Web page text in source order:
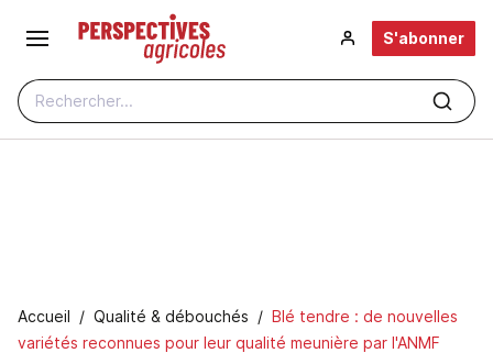
Aller au contenu principal
Rechercher...
S'abonner
Fil d'Ariane
Accueil Qualité & débouchés
Blé tendre : de nouvelles
variétés reconnues pour leur qualité meunière par l'ANMF